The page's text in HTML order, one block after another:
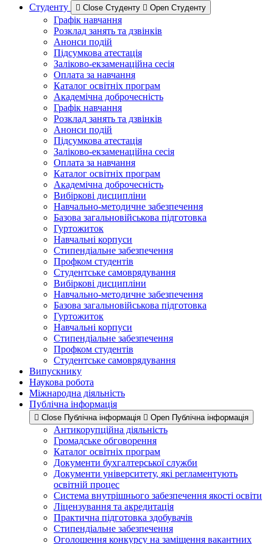
Студенту
Close Студенту Open Студенту
Графік навчання
Розклад занять та дзвінків
Анонси подій
Підсумкова атестація
Заліково-екзаменаційна сесія
Оплата за навчання
Каталог освітніх програм
Академічна доброчесність
Графік навчання
Розклад занять та дзвінків
Анонси подій
Підсумкова атестація
Заліково-екзаменаційна сесія
Оплата за навчання
Каталог освітніх програм
Академічна доброчесність
Вибіркові дисципліни
Навчально-методичне забезпечення
Базова загальновійськова підготовка
Гуртожиток
Навчальні корпуси
Стипендіальне забезпечення
Профком студентів
Студентське самоврядування
Вибіркові дисципліни
Навчально-методичне забезпечення
Базова загальновійськова підготовка
Гуртожиток
Навчальні корпуси
Стипендіальне забезпечення
Профком студентів
Студентське самоврядування
Випускнику
Наукова робота
Міжнародна діяльність
Публічна інформація
Close Публічна інформація Open Публічна інформація
Антикорупційна діяльність
Громадське обговорення
Каталог освітніх програм
Документи бухгалтерської служби
Документи університету, які регламентують
освітній процес
Система внутрішнього забезпечення якості освіти
Ліцензування та акредитація
Практична підготовка здобувачів
Стипендіальне забезпечення
Оголошення конкурсу на заміщення вакантних